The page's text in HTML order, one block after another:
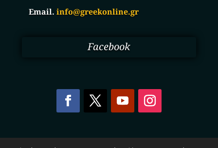
Email.info@greekonline.gr
Facebook